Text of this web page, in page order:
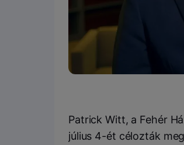
Patrick Witt, a Fehér
július 4-ét célozták